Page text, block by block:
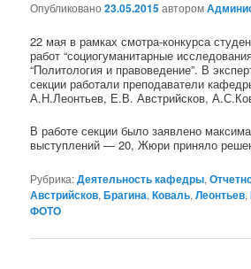
Опубликовано23.05.2015автором
22 мая в рамках смотра-конкурса
работ “социогуманитарные
“Политология и правоведение”. В
секции работали преподаватели
А.Н.Леонтьев, Е.В. Австрийсков,
В работе секции было заявлено
выступлений — 20, Жюри приняло
Рубрика:Деятельность кафедры,
Австрийсков,Брагина,Коваль,Леонтьев,
ФОТО